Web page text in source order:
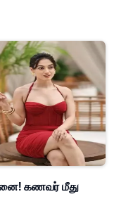
கணவர் மீது